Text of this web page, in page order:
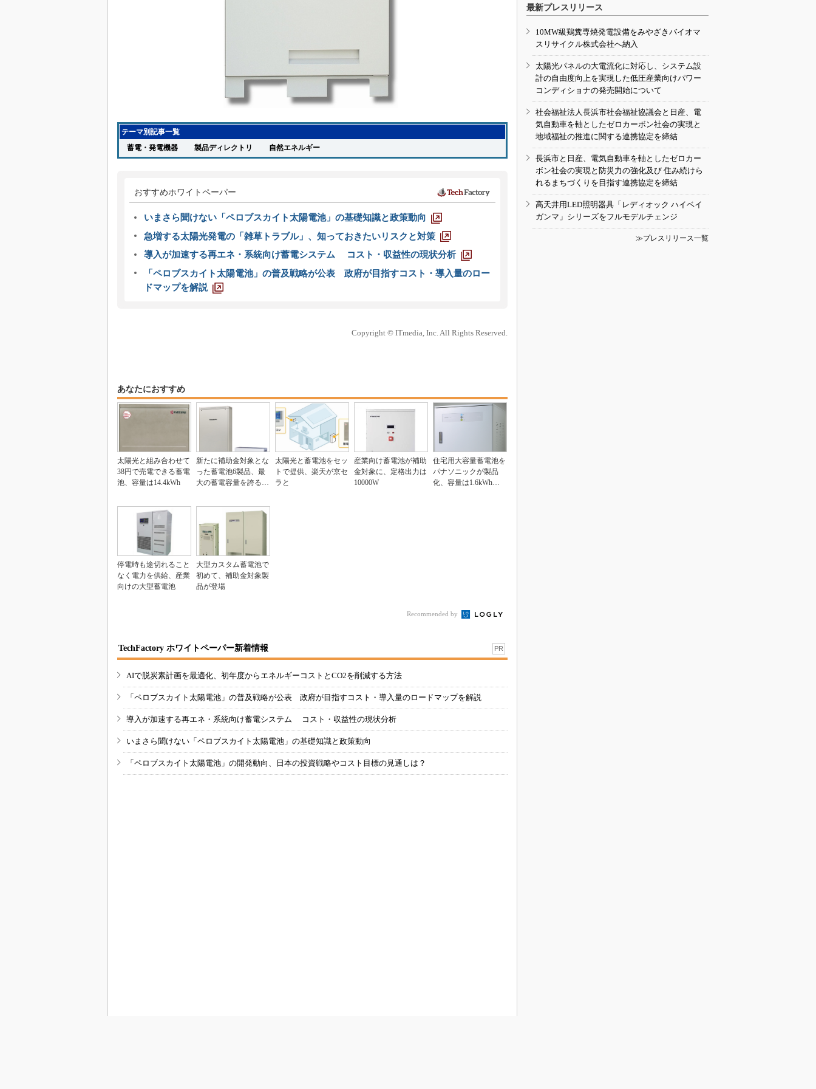
テーマ別記事一覧
蓄電・発電機器
製品ディレクトリ 自然エネルギー
おすすめホワイトペーパー
いまさら聞けない「ペロブスカイト太陽電池」の基礎知識と政策動向
急増する太陽光発電の「雑草トラブル」、知っておきたいリスクと対策
導入が加速する再エネ・系統向け蓄電システム コスト・収益性の現状分析
「ペロブスカイト太陽電池」の普及戦略が公表 政府が目指すコスト・導入量のロー
ドマップを解説
Copyright © ITmedia, Inc. All Rights Reserved.
あなたにおすすめ
太陽光と組み合わせて
38円で売電できる蓄電
池、容量は14.4kWh
新たに補助金対象とな
った蓄電池6製品、最
大の蓄電容量を誇る製
太陽光と蓄電池をセッ
トで提供、楽天が京セ
ラと
産業向け蓄電池が補助
金対象に、定格出力は
10000W
住宅用大容量蓄電池を
パナソニックが製品
化、容量は1.6kWhと3.
停電時も途切れること
なく電力を供給、産業
向けの大型蓄電池
大型カスタム蓄電池で
初めて、補助金対象製
品が登場
Recommended by
TechFactory ホワイトペーパー新着情報 PR
AIで脱炭素計画を最適化、初年度からエネルギーコストとCO2を削減する方法
「ペロブスカイト太陽電池」の普及戦略が公表 政府が目指すコスト・導入量のロードマップを解説
導入が加速する再エネ・系統向け蓄電システム コスト・収益性の現状分析
いまさら聞けない「ペロブスカイト太陽電池」の基礎知識と政策動向
「ペロブスカイト太陽電池」の開発動向、日本の投資戦略やコスト目標の見通しは？
最新プレスリリース
10MW級鶏糞専焼発電設備をみやざきバイオマ
スリサイクル株式会社へ納入
太陽光パネルの大電流化に対応し、システム設
計の自由度向上を実現した低圧産業向けパワー
コンディショナの発売開始について
社会福祉法人長浜市社会福祉協議会と日産、電
気自動車を軸としたゼロカーボン社会の実現と
地域福祉の推進に関する連携協定を締結
長浜市と日産、電気自動車を軸としたゼロカー
ボン社会の実現と防災力の強化及び 住み続けら
れるまちづくりを目指す連携協定を締結
高天井用LED照明器具「レディオック ハイベイ
ガンマ」シリーズをフルモデルチェンジ
≫プレスリリース一覧